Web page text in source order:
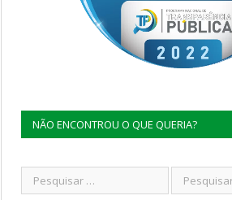
NÃO ENCONTROU O QUE QUERIA?